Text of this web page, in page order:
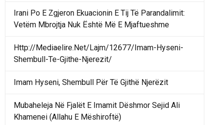
Irani Po E Zgjeron Ekuacionin E Tij Të Parandalimit:
Vetëm Mbrojtja Nuk Është Më E Mjaftueshme
Http://Mediaelire.Net/Lajm/12677/Imam-Hyseni-
Shembull-Te-Gjithe-Njerezit/
Imam Hyseni, Shembull Për Të Gjithë Njerëzit
Mubaheleja Në Fjalët E Imamit Dëshmor Sejid Ali
Khamenei (Allahu E Mëshiroftë)